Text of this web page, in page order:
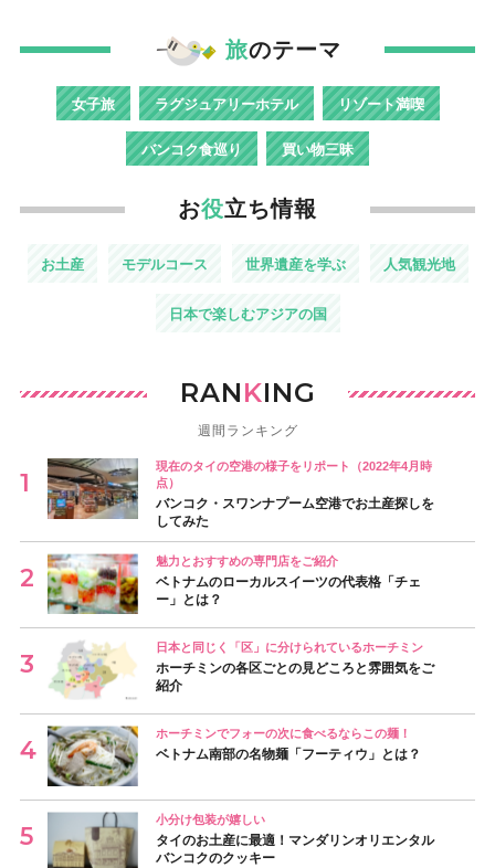
旅のテーマ
女子旅 ラグジュアリーホテル リゾート満喫
バンコク食巡り 買い物三昧
お役立ち情報
お土産 モデルコース 世界遺産を学ぶ 人気観光地
日本で楽しむアジアの国
RANKING
週間ランキング
現在のタイの空港の様子をリポート（2022年4月時
点）
バンコク・スワンナプーム空港でお土産探しを
してみた
魅力とおすすめの専門店をご紹介
ベトナムのローカルスイーツの代表格「チェ
ー」とは？
日本と同じく「区」に分けられているホーチミン
ホーチミンの各区ごとの見どころと雰囲気をご
紹介
ホーチミンでフォーの次に食べるならこの麺！
ベトナム南部の名物麺「フーティウ」とは？
小分け包装が嬉しい
タイのお土産に最適！マンダリンオリエンタル
バンコクのクッキー